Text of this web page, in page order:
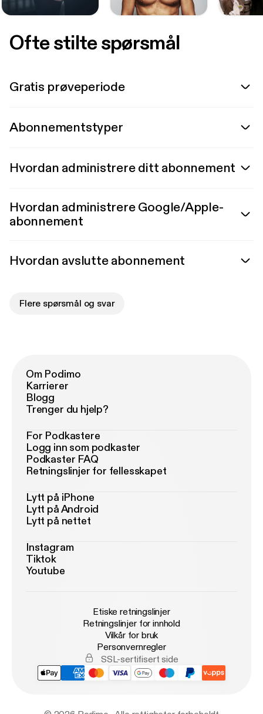
Ofte stilte spørsmål
Gratis prøveperiode
Abonnementstyper
Hvordan administrere ditt abonnement
Hvordan administrere Google/Apple-
abonnement
Hvordan avslutte abonnement
Flere spørsmål og svar
Om Podimo
Karrierer
Blogg
Trenger du hjelp?
For Podkastere
Logg inn som podkaster
Podkaster FAQ
Retningslinjer for fellesskapet
Lytt på iPhone
Lytt på Android
Lytt på nettet
Instagram
Tiktok
Youtube
Etiske retningslinjer
Retningslinjer for innhold
Vilkår for bruk
Personvernregler
SSL-sertifisert side